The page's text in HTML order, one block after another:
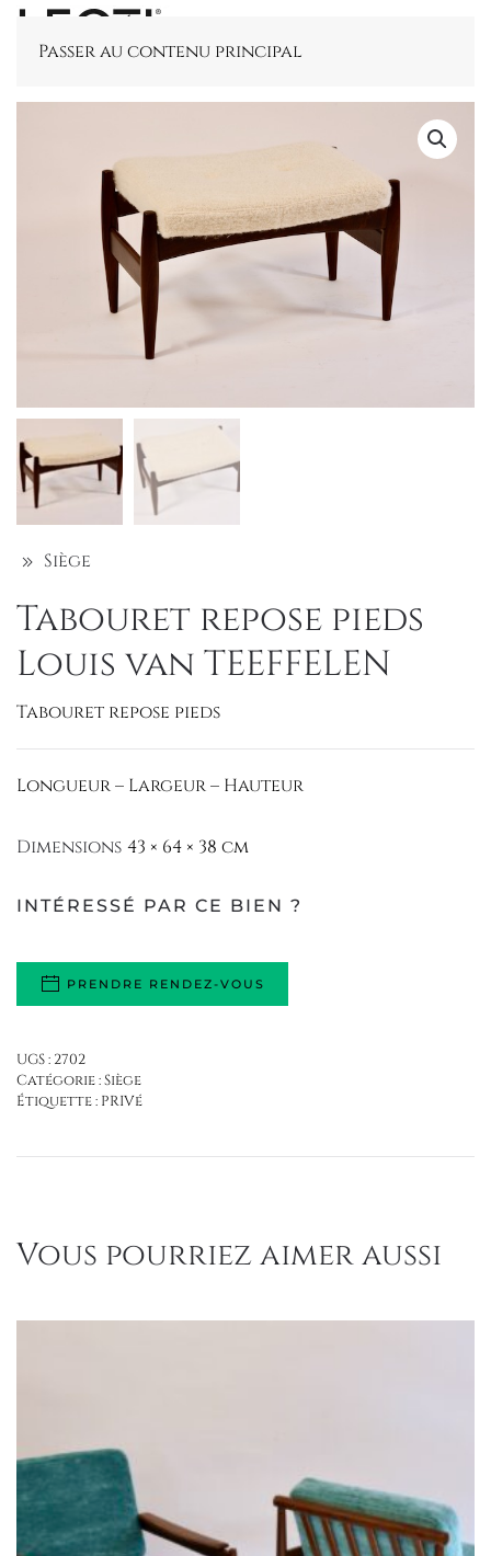
Passer au contenu principal
Siège
Tabouret repose pieds
Louis van TEEFFELEN
Tabouret repose pieds
Longueur – Largeur – Hauteur
Dimensions 43 × 64 × 38 cm
INTÉRESSÉ PAR CE BIEN ?
PRENDRE RENDEZ-VOUS
UGS : 2702
Catégorie :Siège
Étiquette : PRIVé
Vous pourriez aimer aussi